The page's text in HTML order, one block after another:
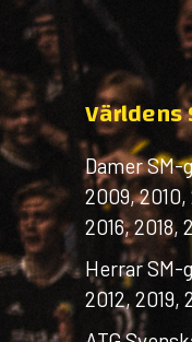
Damer SM-
2009, 2010,
2016, 2018,
Herrar SM-
2012, 2019,